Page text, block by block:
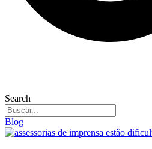
Search
Blog